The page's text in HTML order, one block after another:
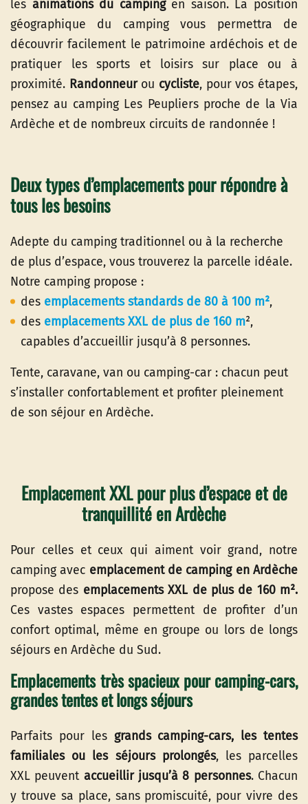
les animations du campingen saison. La position
géographique du camping vous permettra de
découvrir facilement le patrimoine ardéchois et de
pratiquer les sports et loisirs sur place ou à
proximité. Randonneurou cycliste, pour vos étapes,
pensez au camping Les Peupliers proche de la Via
Ardèche et de nombreux circuits de randonnée !
Deux types d’emplacements pour répondre à
tous les besoins
Adepte du camping traditionnel ou à la recherche
de plus d’espace, vous trouverez la parcelle idéale.
Notre camping propose :
des emplacements standards de 80 à 100 m²,
des emplacements XXL de plus de 160 m²,
capables d’accueillir jusqu’à 8 personnes.
Tente, caravane, van ou camping-car : chacun peut
s’installer confortablement et profiter pleinement
de son séjour en Ardèche.
Emplacement XXL pour plus d’espace et de
tranquillité en Ardèche
Pour celles et ceux qui aiment voir grand, notre
camping avec emplacement de camping en Ardèche
propose des emplacements XXL de plus de 160 m².
Ces vastes espaces permettent de profiter d’un
confort optimal, même en groupe ou lors de longs
séjours en Ardèche du Sud.
Emplacements très spacieux pour camping-cars,
grandes tentes et longs séjours
Parfaits pour les grands camping-cars, les tentes
familiales ou les séjours prolongés, les parcelles
XXL peuvent accueillir jusqu’à 8 personnes. Chacun
y trouve sa place, sans promiscuité, pour vivre des